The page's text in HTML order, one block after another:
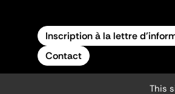
Inscription à la lettre
Contact
This